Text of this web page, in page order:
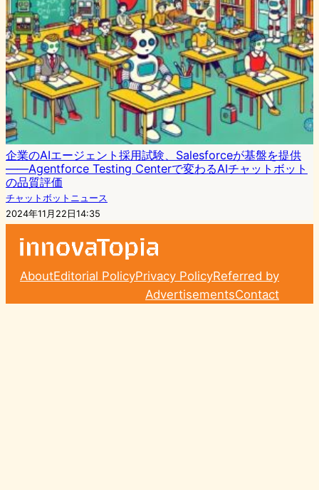
企業のAIエージェント採用試験、Salesforceが基盤を提供
――Agentforce Testing Centerで変わるAIチャットボット
の品質評価
チャットボットニュース
2024年11月22日14:35
AboutEditorial PolicyPrivacy PolicyReferred by
AdvertisementsContact